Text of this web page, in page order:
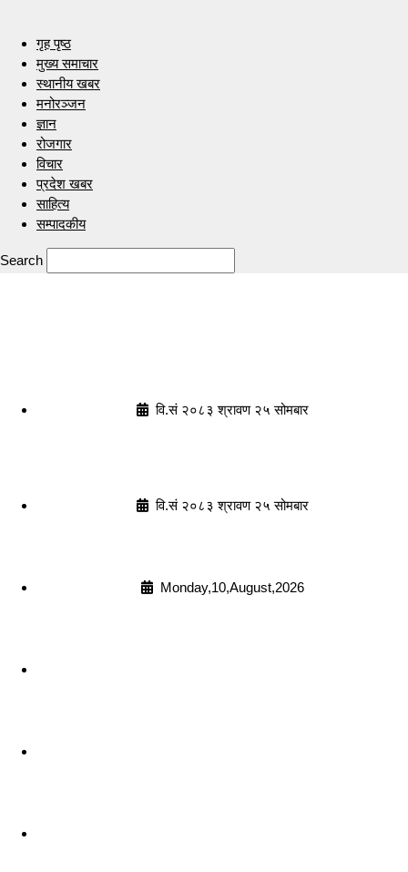
गृह पृष्ठ
मुख्य समाचार
स्थानीय खबर
मनोरञ्जन
ज्ञान
रोजगार
विचार
प्रदेश खबर
साहित्य
सम्पादकीय
Search
वि.सं २०८३ श्रावण २५ सोमबार
वि.सं २०८३ श्रावण २५ सोमबार
Monday,10,August,2026